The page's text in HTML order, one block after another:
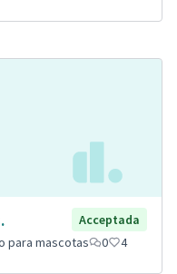
Acceptada
para mascotas 0 4